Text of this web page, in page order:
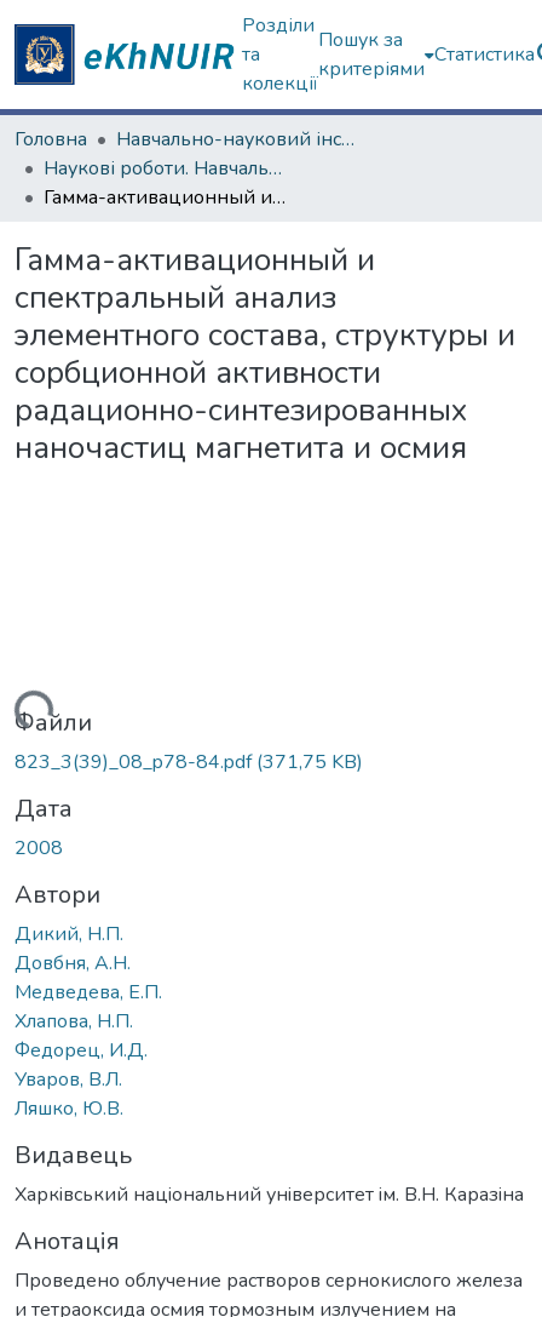
Розділи
та
колекції
Пошук за
критеріями
Статистика
Головна
Навчально-науковий інститут "Фізико-технічний факультет"
Наукові роботи. Навчально-науковий інститут "Фізико-технічний факультет"
Гамма-активационный и спектральный анализ элементного состава, структуры и сорбционной активности радационно-синтезированных наночастиц магнетита и осмия
Гамма-активационный и
спектральный анализ
элементного состава, структуры и
сорбционной активности
радационно-синтезированных
наночастиц магнетита и осмия
Файли
823_3(39)_08_p78-84.pdf(371,75 KB)
Дата
2008
Автори
Дикий, Н.П.
Довбня, А.Н.
Медведева, Е.П.
Хлапова, Н.П.
Федорец, И.Д.
Уваров, В.Л.
Ляшко, Ю.В.
Видавець
Харкiвський нацiональний унiверситет iм. В.Н. Каразiна
Анотація
Проведено облучение растворов сернокислого железа
и тетраоксида осмия тормозным излучением на